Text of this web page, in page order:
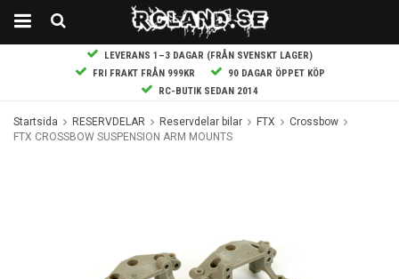
LEVERANS 1–3 DAGAR (FRÅN SVENSKT LAGER)
FRI FRAKT FRÅN 999KR
90 DAGAR ÖPPET KÖP
RC-BUTIK SEDAN 2014
Startsida RESERVDELAR Reservdelar bilar FTX
Crossbow
FTX CROSSBOW SUSPENSION ARM MOUNTS